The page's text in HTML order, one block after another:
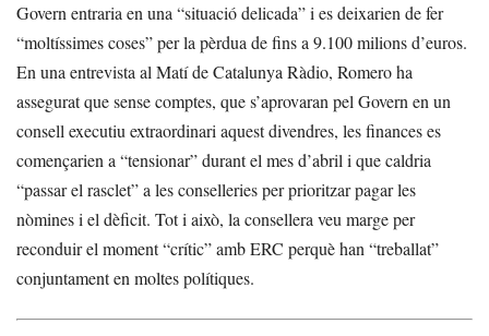
Govern entraria en una “situació delicada” i es deixarien de fer
“moltíssimes coses” per la pèrdua de fins a 9.100 milions d’euros.
En una entrevista al Matí de Catalunya Ràdio, Romero ha
assegurat que sense comptes, que s’aprovaran pel Govern en un
consell executiu extraordinari aquest divendres, les finances es
començarien a “tensionar” durant el mes d’abril i que caldria
“passar el rasclet” a les conselleries per prioritzar pagar les
nòmines i el dèficit. Tot i això, la consellera veu marge per
reconduir el moment “crític” amb ERC perquè han “treballat”
conjuntament en moltes polítiques.